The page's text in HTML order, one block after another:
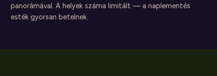
panorámával. A helyek száma limitált — a naplementés
esték gyorsan betelnek.